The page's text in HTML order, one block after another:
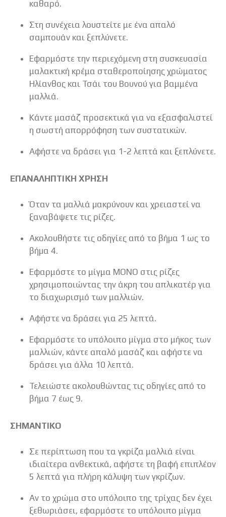
καθαρό.
Στη συνέχεια λουστείτε με ένα απαλό
σαμπουάν και ξεπλύνετε.
Εφαρμόστε την περιεχόμενη στη συσκευασία
μαλακτική κρέμα σταθεροποίησης χρώματος
Ηλίανθος και Τσάι του Βουνού για βαμμένα
μαλλιά.
Κάντε μασάζ προσεκτικά για να εξασφαλιστεί
η σωστή απορρόφηση των συστατικών.
Αφήστε να δράσει για 1-2 λεπτά και ξεπλύνετε.
ΕΠΑΝΑΛΗΠΤΙΚΗ ΧΡΗΣΗ
Όταν τα µαλλιά µακρύνουν και χρειαστεί να
ξαναβάψετε τις ρίζες.
Ακολουθήστε τις οδηγίες από το βήµα 1 ως το
βήµα 4.
Εφαρμόστε το μίγμα ΜΟΝΟ στις ρίζες
χρησιμοποιώντας την άκρη του απλικατέρ για
το διαχωρισμό των μαλλιών.
Αφήστε να δράσει για 25 λεπτά.
Εφαρμόστε το υπόλοιπο μίγμα στο μήκος των
μαλλιών, κάντε απαλό μασάζ και αφήστε να
δράσει για άλλα 10 λεπτά.
Τελειώστε ακολουθώντας τις οδηγίες από το
βήμα 7 έως 9.
ΣΗΜΑΝΤΙΚΟ
Σε περίπτωση που τα γκρίζα μαλλιά είναι
ιδιαίτερα ανθεκτικά, αφήστε τη βαφή επιπλέον
5 λεπτά για πλήρη κάλυψη των γκρίζων.
Αν το χρώμα στο υπόλοιπο της τρίχας δεν έχει
ξεθωριάσει, εφαρμόστε το υπόλοιπο μίγμα